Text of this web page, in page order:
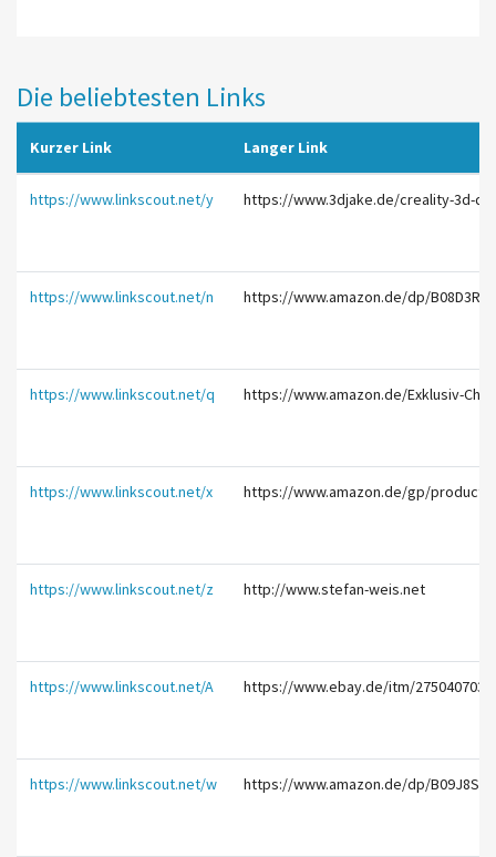
Die beliebtesten Links
Kurzer Link Langer Link
https://www.linkscout.net/y https://www.3djake.de/creality-3d-
https://www.linkscout.net/n https://www.amazon.de/dp/
https://www.linkscout.net/q https://www.amazon.de/Exklusiv-
https://www.linkscout.net/x https://www.amazon.de/gp/product/
https://www.linkscout.net/z http://www.stefan-weis.net
https://www.linkscout.net/A https://www.ebay.de/itm/
https://www.linkscout.net/w https://www.amazon.de/dp/